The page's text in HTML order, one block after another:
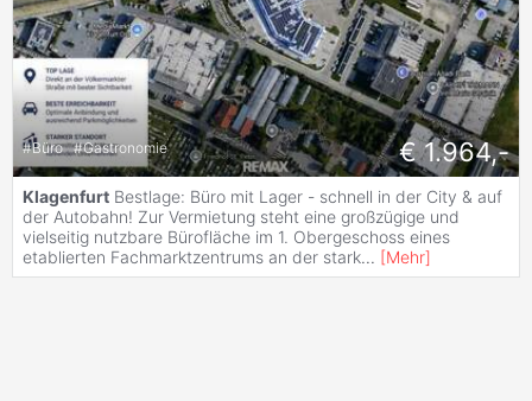
#Büro #Gastronomie € 1.964,-
Klagenfurt Bestlage: Büro mit Lager - schnell in der City & auf
der Autobahn! Zur Vermietung steht eine großzügige und
vielseitig nutzbare Bürofläche im 1. Obergeschoss eines
etablierten Fachmarktzentrums an der stark... [Mehr]